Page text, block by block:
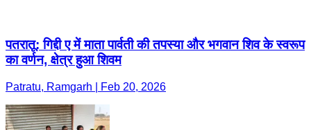
पतरातू: गिद्दी ए में माता पार्वती की तपस्या और भगवान शिव के स्वरूप
का वर्णन, क्षेत्र हुआ शिवम
Patratu, Ramgarh | Feb 20, 2026